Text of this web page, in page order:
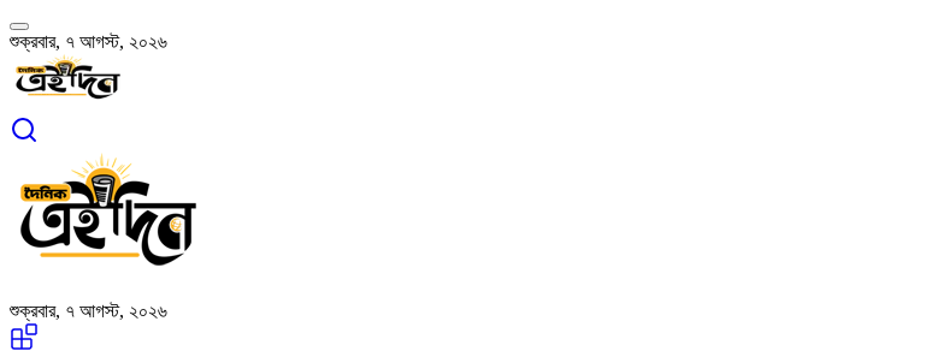
শুক্রবার, ৭ আগস্ট, ২০২৬
শুক্রবার, ৭ আগস্ট, ২০২৬